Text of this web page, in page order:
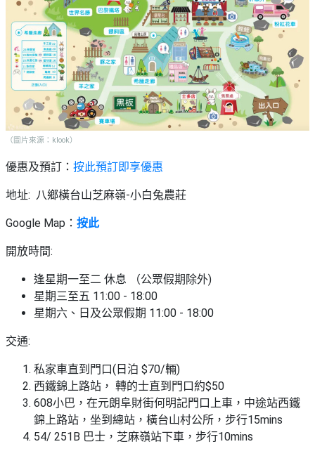
（圖片來源：klook）
優惠及預訂： 按此預訂即享優惠
地址: 八鄉橫台山芝麻嶺-小白兔農莊
Google Map： 按此
開放時間:
逢星期一至二 休息 （公眾假期除外)
星期三至五 11:00 - 18:00
星期六、日及公眾假期 11:00 - 18:00
交通:
私家車直到門口(日泊 $70/輛)
西鐵錦上路站， 轉的士直到門口約$50
608小巴，在元朗阜財街何明記門口上車，中途站西鐵
錦上路站，坐到總站，橫台山村公所，步行15mins
54/ 251B 巴士，芝麻嶺站下車，步行10mins